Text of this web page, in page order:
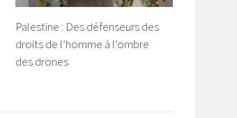
Palestine : Des défenseurs des
droits de l’homme à l’ombre
des drones